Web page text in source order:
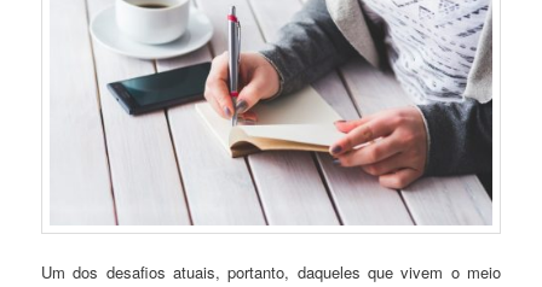
Um dos desafios atuais, portanto, daqueles que vivem o meio